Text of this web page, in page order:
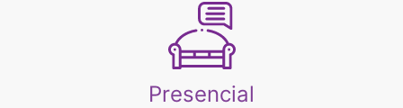
Presencial